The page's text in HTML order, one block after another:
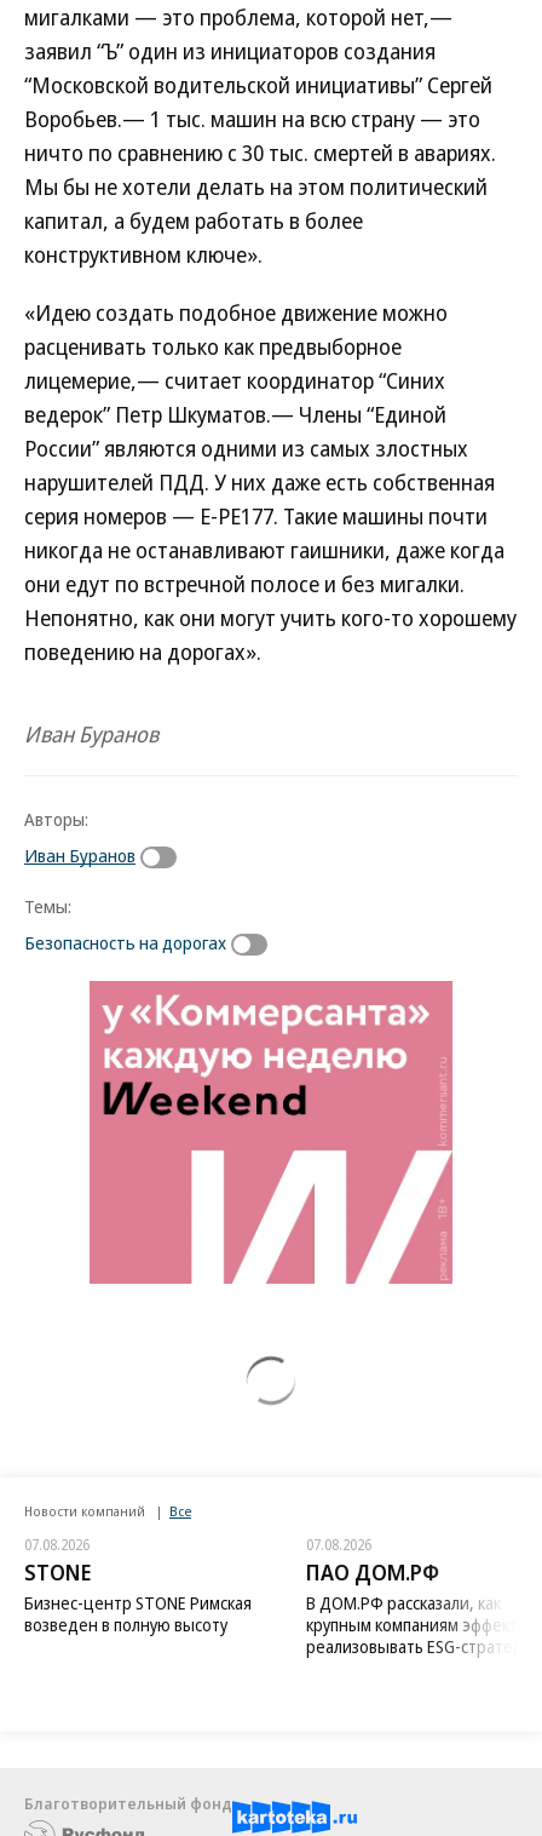
мигалками — это проблема, которой нет,—
заявил “Ъ” один из инициаторов создания
“Московской водительской инициативы” Сергей
Воробьев.— 1 тыс. машин на всю страну — это
ничто по сравнению с 30 тыс. смертей в авариях.
Мы бы не хотели делать на этом политический
капитал, а будем работать в более
конструктивном ключе».
«Идею создать подобное движение можно
расценивать только как предвыборное
лицемерие,— считает координатор “Синих
ведерок” Петр Шкуматов.— Члены “Единой
России” являются одними из самых злостных
нарушителей ПДД. У них даже есть собственная
серия номеров — Е-РЕ177. Такие машины почти
никогда не останавливают гаишники, даже когда
они едут по встречной полосе и без мигалки.
Непонятно, как они могут учить кого-то хорошему
поведению на дорогах».
Иван Буранов
Авторы:
Иван Буранов
Темы:
Безопасность на дорогах
Новости компаний Все
07.08.2026
STONE
Бизнес-центр STONE Римская
возведен в полную высоту
07.08.2026
ПАО ДОМ.РФ
В ДОМ.РФ рассказали, как
крупным компаниям
реализовывать ESG-стратегию
Благотворительный фонд